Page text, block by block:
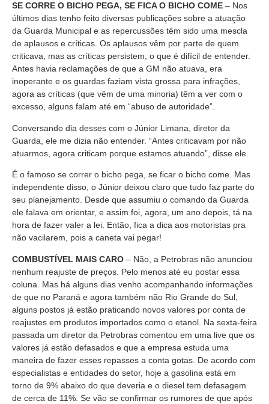
SE CORRE O BICHO PEGA, SE FICA O BICHO COME – Nos
últimos dias tenho feito diversas publicações sobre a atuação
da Guarda Municipal e as repercussões têm sido uma mescla
de aplausos e críticas. Os aplausos vêm por parte de quem
criticava, mas as críticas persistem, o que é difícil de entender.
Antes havia reclamações de que a GM não atuava, era
inoperante e os guardas faziam vista grossa para infrações,
agora as críticas (que vêm de uma minoria) têm a ver com o
excesso, alguns falam até em “abuso de autoridade”.
Conversando dia desses com o Júnior Limana, diretor da
Guarda, ele me dizia não entender. “Antes criticavam por não
atuarmos, agora criticam porque estamos atuando”, disse ele.
É o famoso se correr o bicho pega, se ficar o bicho come. Mas
independente disso, o Júnior deixou claro que tudo faz parte do
seu planejamento. Desde que assumiu o comando da Guarda
ele falava em orientar, e assim foi, agora, um ano depois, tá na
hora de fazer valer a lei. Então, fica a dica aos motoristas pra
não vacilarem, pois a caneta vai pegar!
COMBUSTÍVEL MAIS CARO – Não, a Petrobras não anunciou
nenhum reajuste de preços. Pelo menos até eu postar essa
coluna. Mas há alguns dias venho acompanhando informações
de que no Paraná e agora também não Rio Grande do Sul,
alguns postos já estão praticando novos valores por conta de
reajustes em produtos importados como o etanol. Na sexta-feira
passada um diretor da Petrobras comentou em uma live que os
valores já estão defasados e que a empresa estuda uma
maneira de fazer esses repasses a conta gotas. De acordo com
especialistas e entidades do setor, hoje a gasolina está em
torno de 9% abaixo do que deveria e o diesel tem defasagem
de cerca de 11%. Se vão se confirmar os rumores de que após